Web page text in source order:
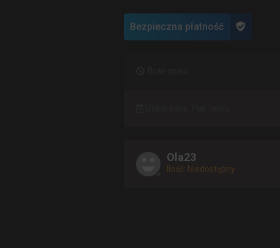
Bezpieczna płatność
Ola23
Ilość: Niedostępny